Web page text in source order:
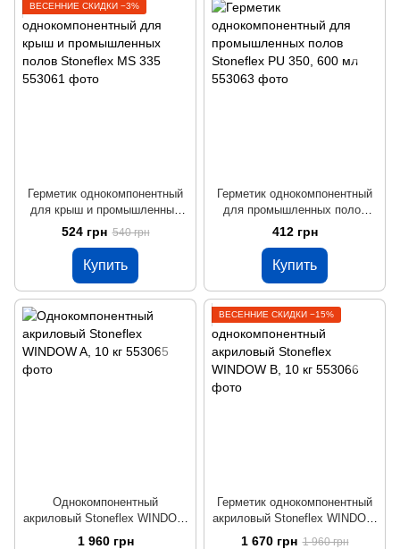
ВЕСЕННИЕ СКИДКИ −3%
Герметик однокомпонентный
для крыш и промышленных
полов Stoneflex MS 335
524 грн 540 грн
Купить
Герметик однокомпонентный
для промышленных полов
Stoneflex PU 350, 600 мл
412 грн
Купить
Однокомпонентный
акриловый Stoneflex WINDOW
A, 10 кг
1 960 грн
ВЕСЕННИЕ СКИДКИ −15%
Герметик однокомпонентный
акриловый Stoneflex WINDOW
B, 10 кг
1 670 грн 1 960 грн